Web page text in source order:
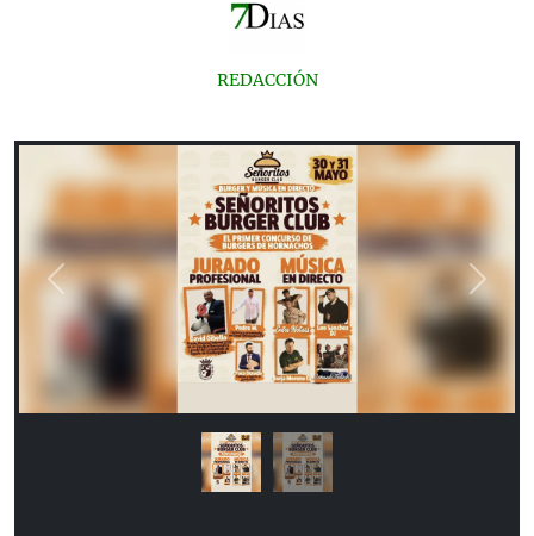
REDACCIÓN
Previous Next